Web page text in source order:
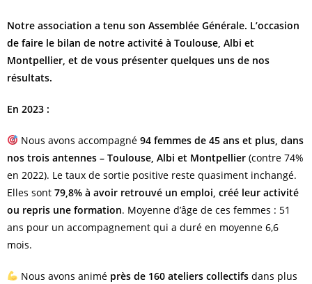
Notre association a tenu son Assemblée Générale. L’occasion
de faire le bilan de notre activité à Toulouse, Albi et
Montpellier, et de vous présenter quelques uns de nos
résultats.
En 2023 :
Nous avons accompagné 94 femmes de 45 ans et plus, dans
nos trois antennes – Toulouse, Albi et Montpellier (contre 74%
en 2022). Le taux de sortie positive reste quasiment inchangé.
Elles sont 79,8% à avoir retrouvé un emploi, créé leur activité
ou repris une formation. Moyenne d’âge de ces femmes : 51
ans pour un accompagnement qui a duré en moyenne 6,6
mois.
Nous avons animé près de 160 ateliers collectifsdans plus